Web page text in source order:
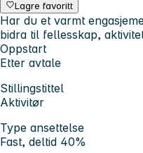
Lagre favoritt
Har du et varmt
bidra til fellesskap,
Oppstart
Etter avtale
Stillingstittel
Aktivitør
Type ansettelse
Fast, deltid 40%